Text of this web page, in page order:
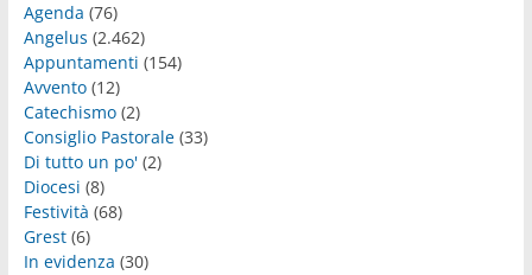
Agenda (76)
Angelus (2.462)
Appuntamenti (154)
Avvento(12)
Catechismo(2)
Consiglio Pastorale(33)
Di tutto un po'(2)
Diocesi (8)
Festività (68)
Grest(6)
In evidenza (30)